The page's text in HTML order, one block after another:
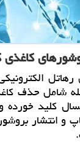
كاغذی
شامل حذف
كلید
و انتشار